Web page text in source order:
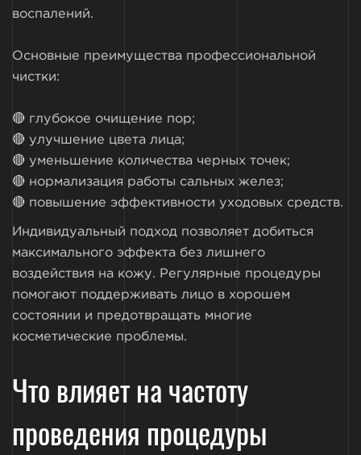
воспалений.
Основные преимущества профессиональной
чистки:
🔴 глубокое очищение пор;
🔴 улучшение цвета лица;
🔴 уменьшение количества черных точек;
🔴 нормализация работы сальных желез;
🔴 повышение эффективности уходовых средств.
Индивидуальный подход позволяет добиться
максимального эффекта без лишнего
воздействия на кожу. Регулярные процедуры
помогают поддерживать лицо в хорошем
состоянии и предотвращать многие
косметические проблемы.
Что влияет на частоту
проведения процедуры